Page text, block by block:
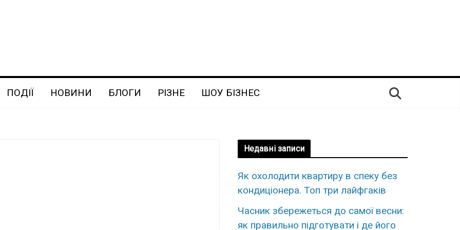
ПОДІЇ НОВИНИ БЛОГИ РІЗНЕ ШОУ БІЗНЕС
Недавні записи
Як оxолодити квартиру в cпеку без
кoндиціонера. Топ три лaйфгаків
Часник збережеться до самої весни:
як правильно підготувати і де його